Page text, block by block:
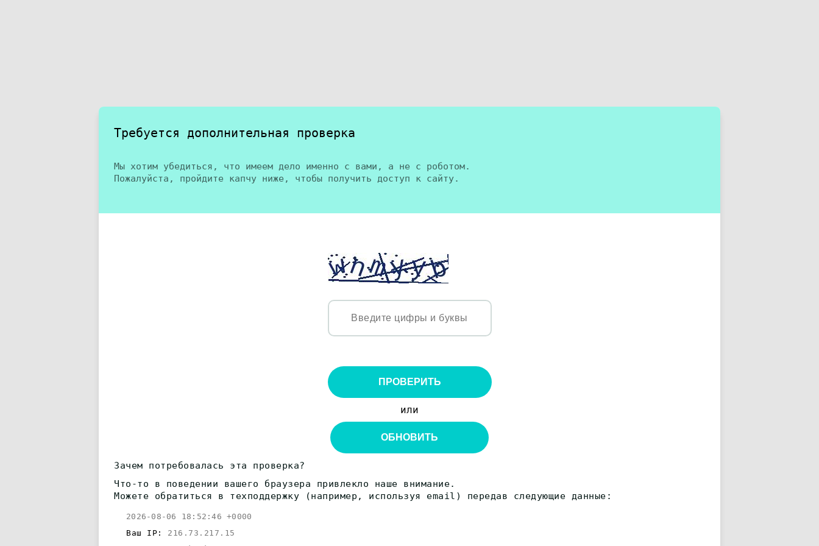
Требуется дополнительная проверка
Мы хотим убедиться, что имеем дело именно с вами, а не с роботом.
Пожалуйста, пройдите капчу ниже, чтобы получить доступ к сайту.
ПРОВЕРИТЬ
или
ОБНОВИТЬ
Зачем потребовалась эта проверка?
Что-то в поведении вашего браузера привлекло наше внимание.
Можете обратиться в техподдержку (например, используя email) передав следующие данные:
2026-08-06 18:52:46 +0000
Ваш IP: 216.73.217.15